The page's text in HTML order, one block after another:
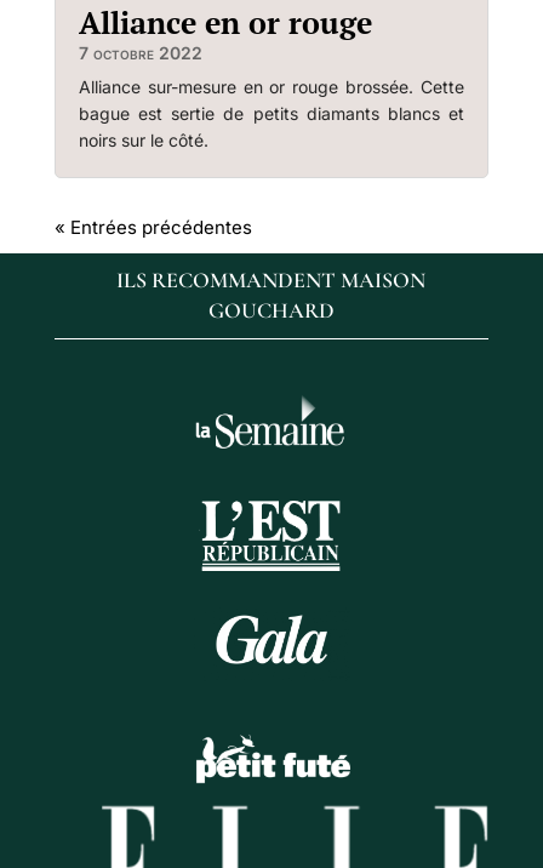
Alliance en or rouge
7 octobre 2022
Alliance sur-mesure en or rouge brossée. Cette
bague est sertie de petits diamants blancs et
noirs sur le côté.
« Entrées précédentes
ILS RECOMMANDENT MAISON
GOUCHARD